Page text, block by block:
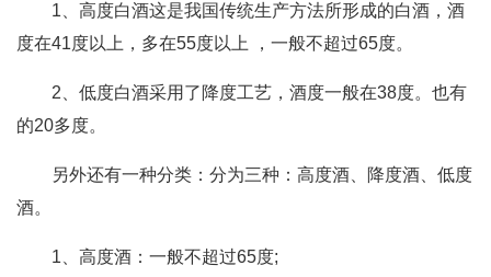
1、高度白酒这是我国传统生产方法所形成的白酒，酒
度在41度以上，多在55度以上 ，一般不超过65度。
2、低度白酒采用了降度工艺，酒度一般在38度。也有
的20多度。
另外还有一种分类：分为三种：高度酒、降度酒、低度
酒。
1、高度酒：一般不超过65度;